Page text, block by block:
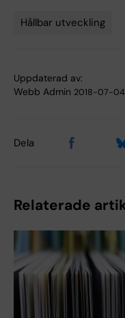
Hållbar utveckling
Uppdaterad av:
Webb Admin 2018-07-04
Dela
Relaterade